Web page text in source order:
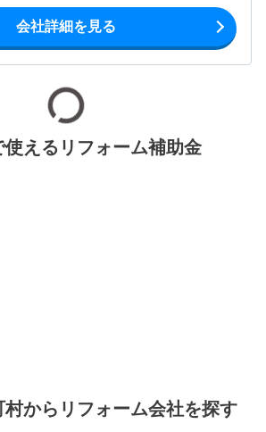
会社詳細を見る
えるリフォーム補助金
からリフォーム会社を探す